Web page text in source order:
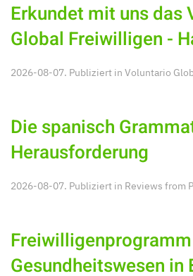
Erkundet mit uns das
Global Freiwilligen -
2026-08-07. Publiziert in Voluntario
Die spanisch
Herausforderung
2026-08-07. Publiziert in Reviews from
Gesundheitswesen in